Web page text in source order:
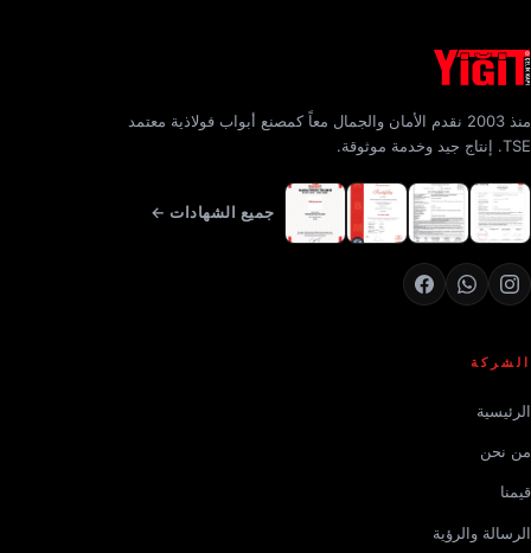
منذ 2003 نقدم الأمان والجمال معاً كمصنع أبواب فولاذية معتمد
TSE. إنتاج جيد وخدمة موثوقة.
جميع الشهادات ←
الشركة
الرئيسية
من نحن
قيمنا
الرسالة والرؤية